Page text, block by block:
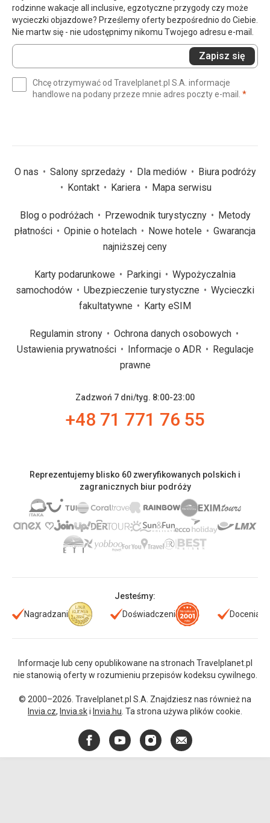
bezpłatnie wypożyczyć parasole i parawany. Nie braliśmy
udziału w programach animacyjnych. Oferowano nam
wycieczki i imprezy, skorzystaliśmy z jednej z nich –
zwiedzania wyspy z czeską delegatką Teresą Libnarovą.
Nawiasem mówiąc, bardzo miła, pomocna i sympatyczna
pani, wszystko było świetnie zorganizowane zarówno
przy przyjeździe, jak i wyjeździe.
Ta recenzja została automatycznie przetłumaczona za
rodzinne wakacje all inclusive, egzotyczne przygody czy może
wycieczki objazdowe? Prześlemy oferty bezpośrednio do Ciebie.
Nie martw się - nie udostępnimy nikomu Twojego adresu e-mail.
Wprowadź
swój
(wymagane)
Zapisz się
Chcę otrzymywać od Travelplanet.pl S.A. informacje
handlowe na podany przeze mnie adres poczty e-mail. *
O nas Salony sprzedaży Dla mediów
Biura podróży
Kontakt
Kariera Mapa serwisu
Blog o podróżach Przewodnik turystyczny
Metody
płatności
Opinie o hotelach Nowe hotele
Gwarancja
najniższej ceny
Karty podarunkowe Parkingi
Wypożyczalnia
samochodów
Ubezpieczenie turystyczne
Wycieczki
fakultatywne
Karty eSIM
Regulamin strony
Ochrona danych osobowych
Ustawienia prywatności
Informacje o ADR
Regulacje
prawne
Zadzwoń 7 dni/tyg. 8:00-23:00
+48 71 771 76 55
Reprezentujemy blisko 60 zweryfikowanych polskich i
zagranicznych biur podróży
Jesteśmy:
Nagradzani
Doświadczeni Doceniani
Informacje lub ceny opublikowane na stronach Travelplanet.pl
nie stanowią oferty w rozumieniu przepisów kodeksu cywilnego.
© 2000–2026. Travelplanet.pl S.A. Znajdziesz nas również na
Invia.cz, Invia.ski Invia.hu . Ta strona używa plików cookie.
FacebookYouTubeInstagram
E-
mail